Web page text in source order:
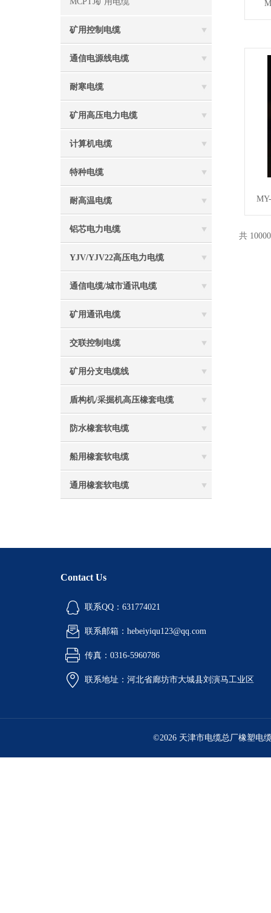
矿用控制电缆
通信电源线电缆
耐寒电缆
矿用高压电力电缆
计算机电缆
特种电缆
耐高温电缆
铝芯电力电缆
YJV/YJV22高压电力电缆
通信电缆/城市通讯电缆
矿用通讯电缆
交联控制电缆
矿用分支电缆线
盾构机/采掘机高压橡套电缆
防水橡套软电缆
船用橡套软电缆
通用橡套软电缆
共
Contact Us
联系QQ：631774021
联系邮箱：hebeiyiqu123@qq.com
传真：0316-5960786
联系地址：河北省廊坊市大城县刘演马工业区
©2026 天津市电缆总厂橡塑电